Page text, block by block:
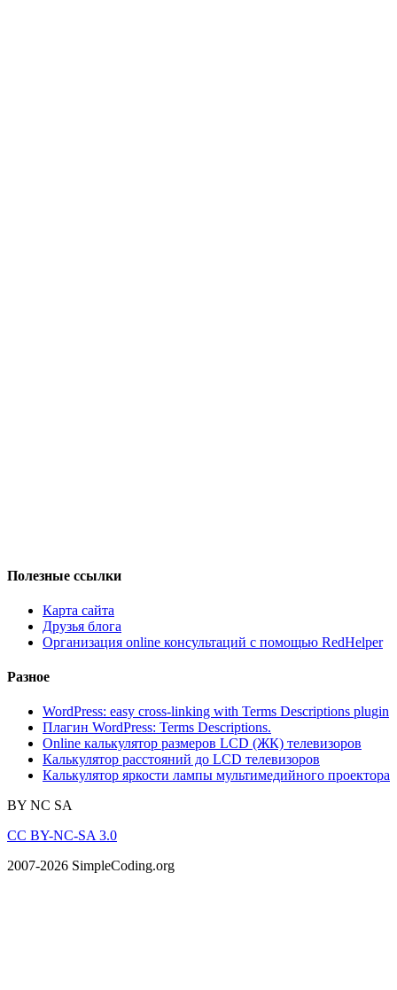
Полезные ссылки
Карта сайта
Друзья блога
Организация online консультаций с помощью RedHelper
Разное
WordPress: easy cross-linking with Terms Descriptions plugin
Плагин WordPress: Terms Descriptions.
Online калькулятор размеров LCD (ЖК) телевизоров
Калькулятор расстояний до LCD телевизоров
Калькулятор яркости лампы мультимедийного проектора
BY NC SA
CC BY-NC-SA 3.0
2007-2026 SimpleCoding.org